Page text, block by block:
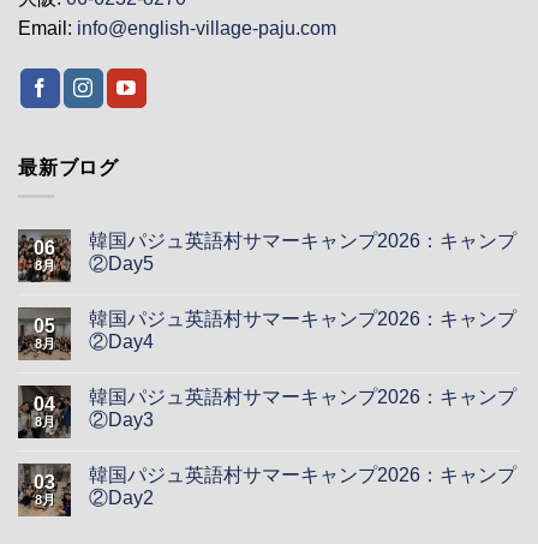
Email: info@english-village-paju.com
最新ブログ
06
8月
韓国パジュ英語村サマーキャンプ2026：キャンプ
②Day5
05
8月
韓国パジュ英語村サマーキャンプ2026：キャンプ
②Day4
04
8月
韓国パジュ英語村サマーキャンプ2026：キャンプ
②Day3
03
8月
韓国パジュ英語村サマーキャンプ2026：キャンプ
②Day2